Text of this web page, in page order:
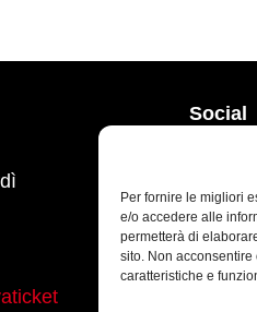
Per fornire le migliori
e/o accedere alle
permetterà di
sito. Non
caratteristiche e
Social